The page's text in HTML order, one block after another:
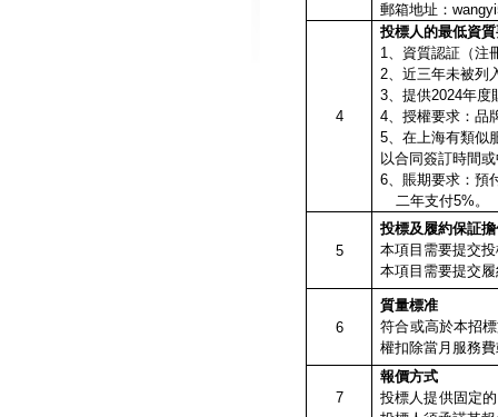
郵箱地址：
4
投標人的最低資
1、資質認証（注
2、近三年未被列
3、提供2024年度
4、授權要求：品
5、在上海有類似
以合同簽訂時間
6、賬期要求：預
二年支付5%。
5
投標及履約保証
本項目需要提交
本項目需要提交
6
質量標准
符合或高於本招
權扣除當月服務
7
報價方式
投標人提供固定